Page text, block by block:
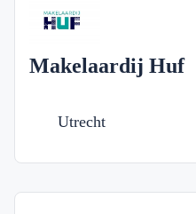
Makelaardij Huf
Utrecht